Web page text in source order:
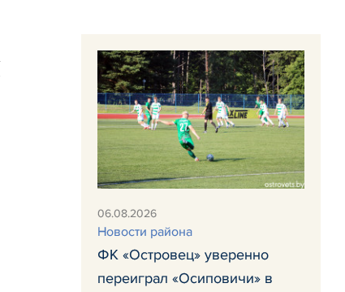
06.08.2026
Новости района
ФК «Островец» уверенно
переиграл «Осиповичи» в